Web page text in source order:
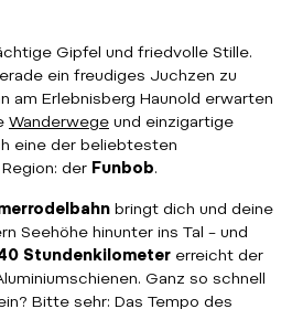
Gipfel und friedvolle Stille.
ein freudiges Juchzen zu
am Erlebnisberg Haunold erwarten
Wanderwege und einzigartige
eine der beliebtesten
der Funbob.
bringt dich und deine
Seehöhe hinunter ins Tal – und
Stundenkilometer erreicht der
Ganz so schnell
Bitte sehr: Das Tempo des